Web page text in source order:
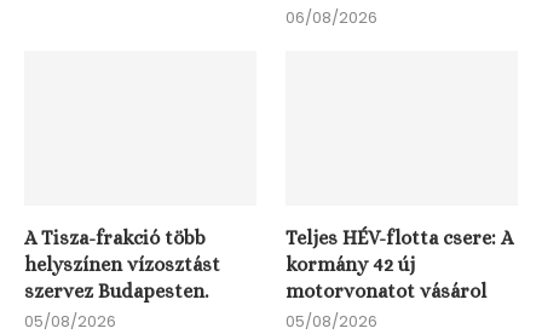
06/08/2026
A Tisza-frakció több
helyszínen vízosztást
szervez Budapesten.
05/08/2026
Teljes HÉV-flotta csere: A
kormány 42 új
motorvonatot vásárol
05/08/2026